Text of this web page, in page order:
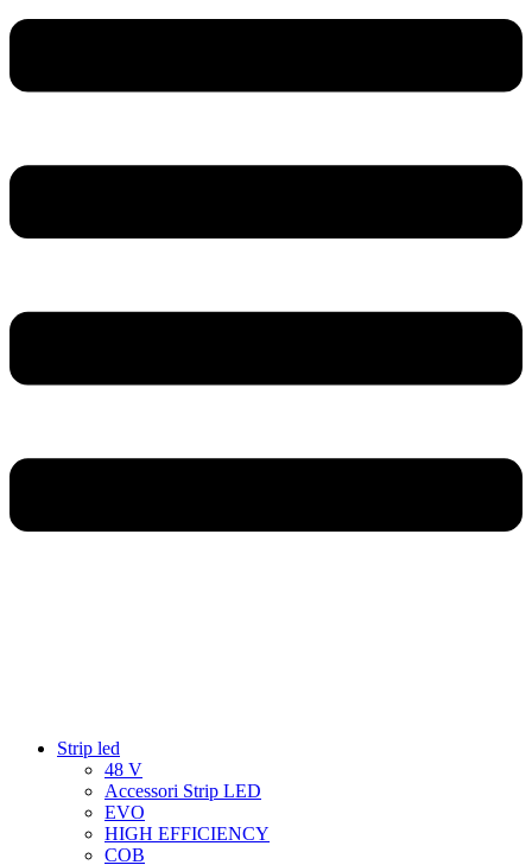
Strip led
48 V
Accessori Strip LED
EVO
HIGH EFFICIENCY
COB